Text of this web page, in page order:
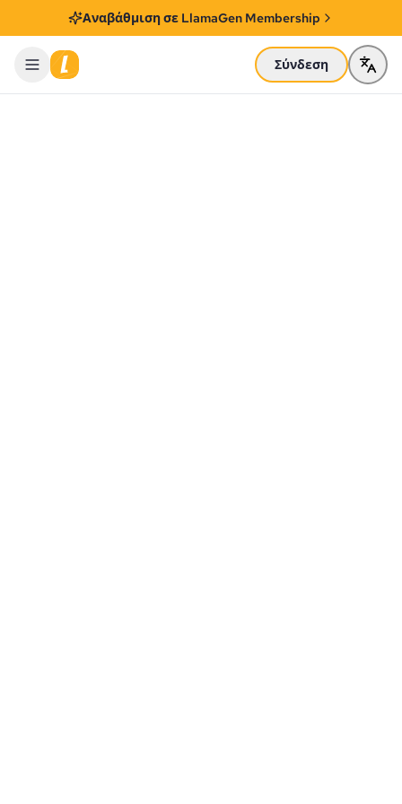
Αναβάθμιση σε LlamaGen Membership
Σύνδεση